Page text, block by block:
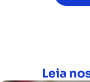
Leia